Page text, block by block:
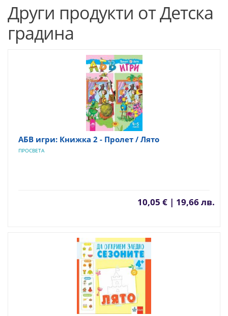
Други продукти от Детска
градина
АБВ игри: Книжка 2 - Пролет / Лято
ПРОСВЕТА
10,05 € | 19,66 лв.